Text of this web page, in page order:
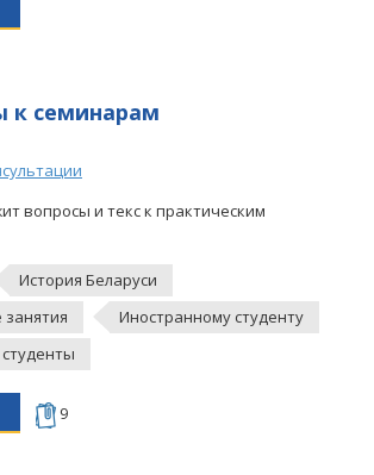
к семинарам
вопросы и текс к практическим
История Беларуси
занятия
Иностранному студенту
9